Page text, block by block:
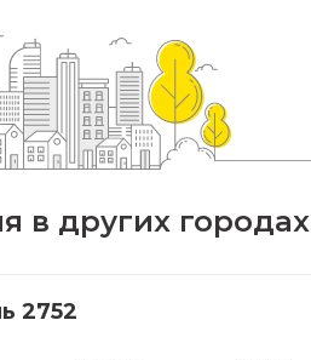
в других городах
2752